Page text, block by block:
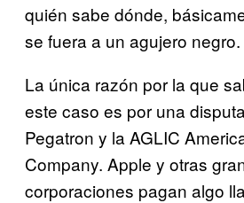
quién sabe dónde,
se fuera a un agujero negro.
La única razón por la que
este caso es por una
Pegatron y la AGLIC
Company. Apple y otras
corporaciones pagan algo